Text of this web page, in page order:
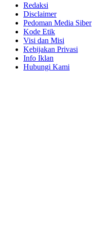
Redaksi
Disclaimer
Pedoman Media Siber
Kode Etik
Visi dan Misi
Kebijakan Privasi
Info Iklan
Hubungi Kami